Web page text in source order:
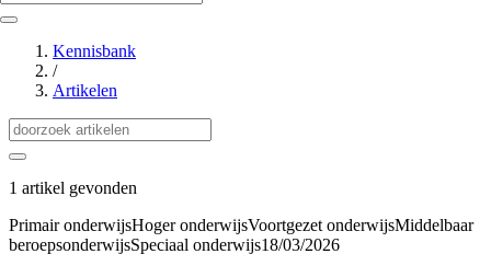
Kennisbank
/
Artikelen
1 artikel gevonden
Primair onderwijsHoger onderwijsVoortgezet onderwijsMiddelbaar
beroepsonderwijsSpeciaal onderwijs18/03/2026